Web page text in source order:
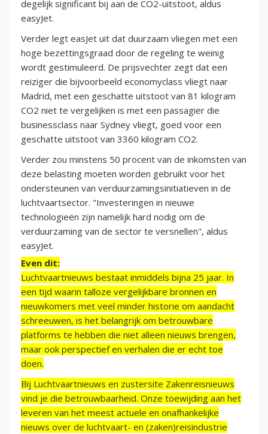
degelijk significant bij aan de CO2-uitstoot, aldus
easyJet.
Verder legt easJet uit dat duurzaam vliegen met een
hoge bezettingsgraad door de regeling te weinig
wordt gestimuleerd. De prijsvechter zegt dat een
reiziger die bijvoorbeeld economyclass vliegt naar
Madrid, met een geschatte uitstoot van 81 kilogram
CO2 niet te vergelijken is met een passagier die
businessclass naar Sydney vliegt, goed voor een
geschatte uitstoot van 3360 kilogram CO2.
Verder zou minstens 50 procent van de inkomsten van
deze belasting moeten worden gebruikt voor het
ondersteunen van verduurzamingsinitiatieven in de
luchtvaartsector. "Investeringen in nieuwe
technologieën zijn namelijk hard nodig om de
verduurzaming van de sector te versnellen", aldus
easyJet.
Even dit:
Luchtvaartnieuws bestaat inmiddels bijna 25 jaar. In
een tijd waarin talloze vergelijkbare bronnen en
nieuwkomers met veel minder historie om aandacht
schreeuwen, is het belangrijk om betrouwbare
platforms te hebben die niet alleen nieuws brengen,
maar ook perspectief en verhalen die er echt toe
doen.
Bij Luchtvaartnieuws en zustersite Zakenreisnieuws
vind je die betrouwbaarheid. Onze toewijding aan het
leveren van het meest actuele en onafhankelijke
nieuws over de luchtvaart- en (zaken)reisindustrie